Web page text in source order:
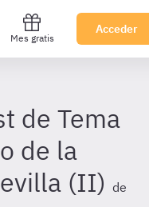
Mes gratis
Acceder
de Tema
de la
(II) de